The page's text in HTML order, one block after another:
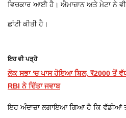
ਵਿਚਕਾਰ ਆਈ ਹੈ। ਐਮਾਜ਼ਾਨ ਅਤੇ ਮੇਟਾ ਨੇ
ਛਾਂਟੀ ਕੀਤੀ ਹੈ।
ਇਹ ਵੀ ਪੜ੍ਹੋ
ਲੋਕ ਸਭਾ 'ਚ ਪਾਸ ਹੋਇਆ ਬਿਲ, ₹2000 ਤੋਂ
RBI ਨੇ ਦਿੱਤਾ ਜਵਾਬ
ਇਹ ਅੰਦਾਜ਼ਾ ਲਗਾਇਆ ਗਿਆ ਹੈ ਕਿ ਵੱਡੀਆਂ